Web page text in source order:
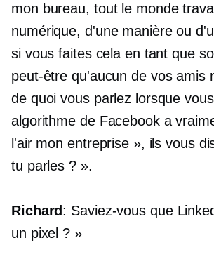
mon bureau, tout le monde
numérique, d'une manière ou
si vous faites cela en tant que
peut-être qu'aucun de vos amis
de quoi vous parlez lorsque
algorithme de Facebook a
l'air mon entreprise », ils vous
tu parles ? ».
Richard: Saviez-vous que
un pixel ? »